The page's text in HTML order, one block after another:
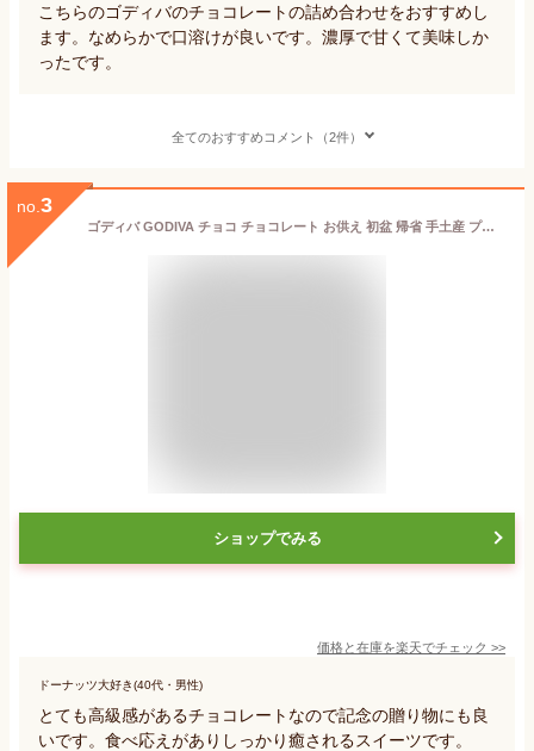
こちらのゴディバのチョコレートの詰め合わせをおすすめし
ます。なめらかで口溶けが良いです。濃厚で甘くて美味しか
ったです。
全てのおすすめコメント（2件）
no. 3
ゴディバ GODIVA チョコ チョコレート お供え 初盆 帰省 手土産 プレゼント godiva カレ ミルク 36枚 詰め合わせプレミアム スイーツ 洋菓子 内祝い 結婚祝い お誕生日 出産祝い ギフト 通販 ホワイトデー お返し
ショップでみる
価格と在庫を楽天でチェック >>
ドーナッツ大好き(40代・男性)
とても高級感があるチョコレートなので記念の贈り物にも良
いです。食べ応えがありしっかり癒されるスイーツです。